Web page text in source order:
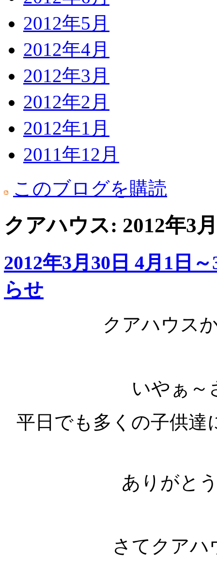
2012年5月
2012年4月
2012年3月
2012年2月
2012年1月
2011年12月
このブログを購読
クアハウス: 2012年3
2012年3月30日 4月1日
らせ
クアハウス
いやぁ～
平日でも多くの子供
ありがと
さてクアハ